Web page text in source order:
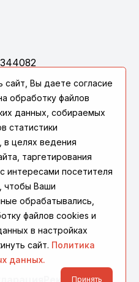
Вы даете согласие
обработку файлов
данных, собираемых
статистики
в целях ведения
таргетирования
интересами посетителя
чтобы Ваши
обрабатывались,
файлов cookies и
в настройках
сайт. Политика
данных.
Принять